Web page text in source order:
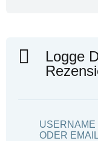
Logge
USERNAME
ODER EMAIL